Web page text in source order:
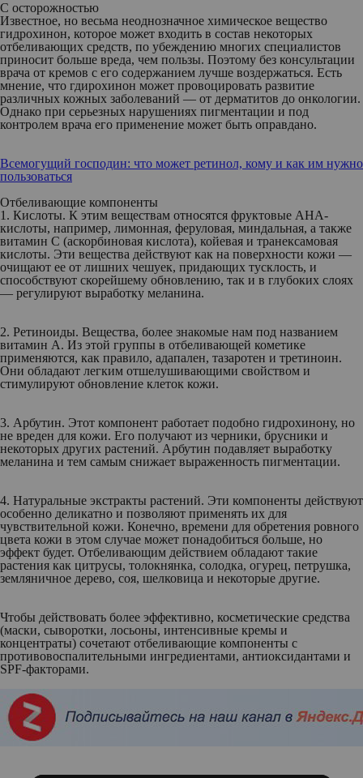
С осторожностью
Известное, но весьма неоднозначное химическое вещество
гидрохинон, которое может входить в состав некоторых
отбеливающих средств, по убеждению многих специалистов
приносит больше вреда, чем пользы. Поэтому без консультации
врача от кремов с его содержанием лучше воздержаться. Есть
мнение, что гдирохинон может провоцировать развитие
различных кожных заболеваний — от дерматитов до онкологии.
Однако при серьезных нарушениях пигментации и под
контролем врача его применение может быть оправдано.
Всемогущий господин: что может ретинол, кому и как им нужно
пользоваться
Отбеливающие компоненты
1. Кислоты. К этим веществам относятся фруктовые AHA-
кислоты, например, лимонная, феруловая, миндальная, а также
витамин С (аскорбиновая кислота), койевая и транексамовая
кислоты. Эти вещества действуют как на поверхности кожи —
очищают ее от лишних чешуек, придающих тусклость, и
способствуют скорейшему обновлению, так и в глубоких слоях
— регулируют выработку меланина.
2. Ретиноиды. Вещества, более знакомые нам под названием
витамин А. Из этой группы в отбеливающей кометике
применяются, как правило, адапален, тазаротен и третиноин.
Они обладают легким отшелушивающими свойством и
стимулируют обновление клеток кожи.
3. Арбутин. Этот компонент работает подобно гидрохинону, но
не вреден для кожи. Его получают из черники, брусники и
некоторых других растений. Арбутин подавляет выработку
меланина и тем самым снижает выраженность пигментации.
4. Натуральные экстракты растений. Эти компоненты действуют
особенно деликатно и позволяют применять их для
чувствительной кожи. Конечно, времени для обретения ровного
цвета кожи в этом случае может понадобиться больше, но
эффект будет. Отбеливающим действием обладают такие
растения как цитрусы, толокнянка, солодка, огурец, петрушка,
земляничное дерево, соя, шелковица и некоторые другие.
Чтобы действовать более эффективно, косметические средства
(маски, сыворотки, лосьоны, интенсивные кремы и
концентраты) сочетают отбеливающие компоненты с
противовоспалительными ингредиентами, антиоксидантами и
SPF-факторами.